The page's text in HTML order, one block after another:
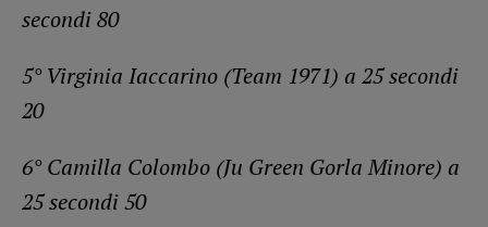
secondi 80
5° Virginia Iaccarino (Team 1971) a 25 secondi
20
6° Camilla Colombo (Ju Green Gorla Minore) a
25 secondi 50